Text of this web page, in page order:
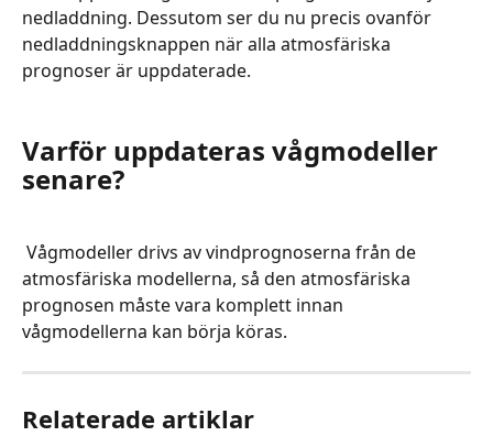
nedladdning. Dessutom ser du nu precis ovanför
nedladdningsknappen när alla atmosfäriska
prognoser är uppdaterade.
Varför uppdateras vågmodeller
senare?
atmosfäriska modellerna, så den atmosfäriska
prognosen måste vara komplett innan
vågmodellerna kan börja köras.
Relaterade artiklar